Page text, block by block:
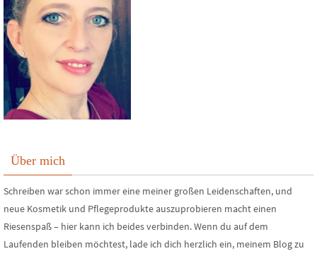
Über mich
Schreiben war schon immer eine meiner großen Leidenschaften, und
neue Kosmetik und Pflegeprodukte auszuprobieren macht einen
Riesenspaß – hier kann ich beides verbinden. Wenn du auf dem
Laufenden bleiben möchtest, lade ich dich herzlich ein, meinem Blog zu